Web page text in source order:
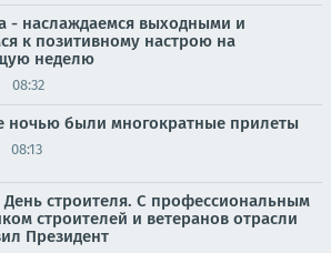
- наслаждаемся выходными и
к позитивному настрою на
неделю
08:32
ночью были многократные прилеты
08:13
День строителя. С профессиональным
строителей и ветеранов отрасли
Президент